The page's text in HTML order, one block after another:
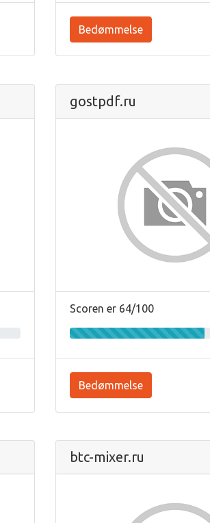
Bedømmelse
gostpdf.ru
Scoren er 64/100
Bedømmelse
btc-mixer.ru